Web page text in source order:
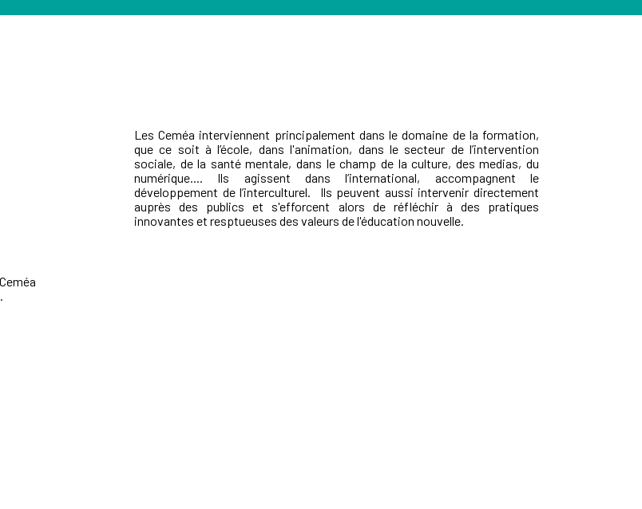
Les Ceméa interviennent principalement dans le domaine de la formation,
que ce soit à l’école, dans l'animation, dans le secteur de l’intervention
sociale, de la santé mentale, dans le champ de la culture, des medias, du
numérique.... Ils agissent dans l’international, accompagnent le
développement de l’interculturel. Ils peuvent aussi intervenir directement
auprès des publics et s'efforcent alors de réfléchir à des pratiques
innovantes et resptueuses des valeurs de l'éducation nouvelle.